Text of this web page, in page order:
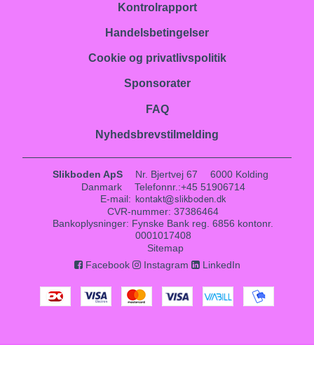
Kontrolrapport
Handelsbetingelser
Cookie og privatlivspolitik
Sponsorater
FAQ
Nyhedsbrevstilmelding
Slikboden ApS Nr. Bjertvej 67
6000 Kolding
Danmark
Telefonnr. :+45 51906714
E-mail:
CVR-nummer: 37386464
Bankoplysninger: Fynske Bank reg. 6856 kontonr.
0001017408
Sitemap
Facebook
Instagram LinkedIn